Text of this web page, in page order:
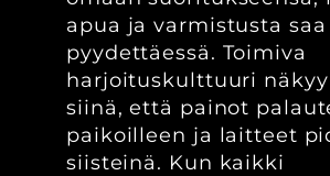
apua ja varmistusta saa
pyydettäessä. Toimiva
harjoituskulttuuri näkyy
siinä, että painot
paikoilleen ja laitteet
siisteinä. Kun kaikki